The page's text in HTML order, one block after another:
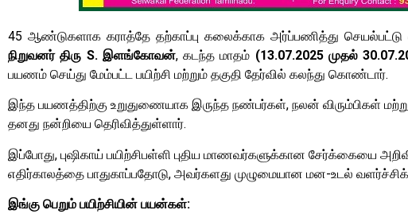
45 ஆண்டுகளாக கராத்தே தற்காப்பு கலைக்காக அர்ப்பணித்து செயல்பட்டு
நிறுவனர் திரு S. இளங்கோவன்‌, கடந்த மாதம் (13.07.2025 முதல்
பயணம் செய்து மேம்பட்ட பயிற்சி மற்றும் தகுதி தேர்வில் கலந்து கொண்டார்.
இந்த பயணத்திற்கு உறுதுணையாக இருந்த நண்பர்கள், நலன் விரும்பிகள்
தனது நன்றியை தெரிவித்துள்ளார்.
இப்போது, புஷிகாய் பயிற்சிபள்ளி புதிய மாணவர்களுக்கான சேர்க்கையை
எதிர்காலத்தை பாதுகாப்பதோடு, அவர்களது முழுமையான மன-உடல்
இங்கு பெறும் பயிற்சியின் பயன்கள்: